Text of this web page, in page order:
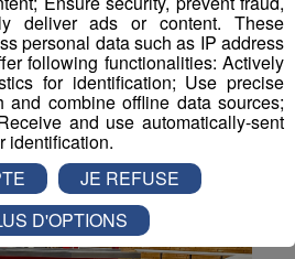
deliver ads or content. These
personal data such as IP address
following functionalities: Actively
for identification; Use precise
and combine offline data sources;
and use automatically-sent
identification.
JE REFUSE
D'OPTIONS